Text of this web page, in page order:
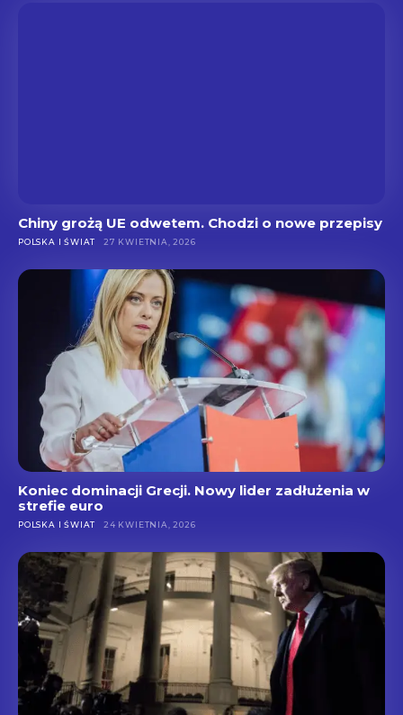
Chiny grożą UE odwetem. Chodzi o nowe przepisy
POLSKA I ŚWIAT 27 KWIETNIA, 2026
Koniec dominacji Grecji. Nowy lider zadłużenia w
strefie euro
POLSKA I ŚWIAT 24 KWIETNIA, 2026